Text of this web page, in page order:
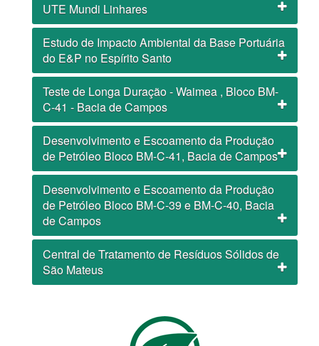
UTE Mundi Linhares
Estudo de Impacto Ambiental da Base Portuária
do E&P no Espírito Santo
Teste de Longa Duração - Waimea , Bloco BM-
C-41 - Bacia de Campos
Desenvolvimento e Escoamento da Produção
de Petróleo Bloco BM-C-41, Bacia de Campos
Desenvolvimento e Escoamento da Produção
de Petróleo Bloco BM-C-39 e BM-C-40, Bacia
de Campos
Central de Tratamento de Resíduos Sólidos de
São Mateus